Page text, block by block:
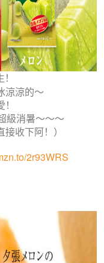
涼涼的～
級消暑～～～
收下阿！）
2r93WRS